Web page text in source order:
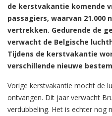
de kerstvakantie komende
passagiers, waarvan 21.000
vertrekken. Gedurende de
verwacht de Belgische
Tijdens de kerstvakantie
verschillende nieuwe
Vorige kerstvakantie mocht de
ontvangen. Dit jaar verwacht
verdubbeling. Het is echter nog